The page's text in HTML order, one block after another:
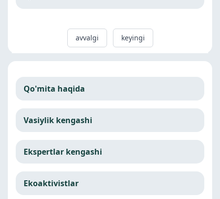
avvalgi keyingi
Qo'mita haqida
Vasiylik kengashi
Ekspertlar kengashi
Ekoaktivistlar